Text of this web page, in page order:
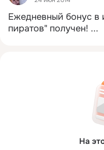
Ежедневный бонус в
пиратов" получен! ...
На